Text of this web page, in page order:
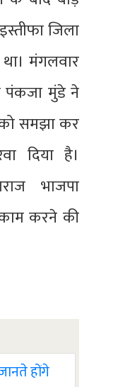
जिला
मंगलवार
पंकजा मुंडे ने
समझा कर
दिया है।
भाजपा
काम करने की
होंगे